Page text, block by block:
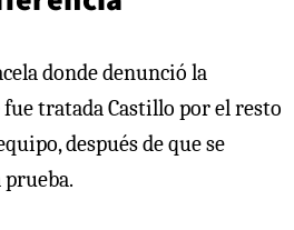
donde denunció la
tratada Castillo por el resto
después de que se